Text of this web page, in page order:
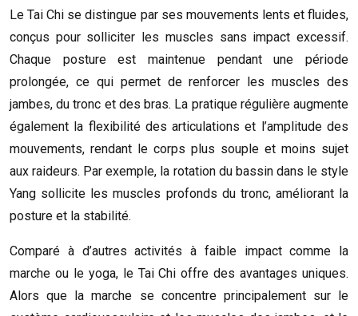
Le Tai Chi se distingue par ses mouvements lents et fluides,
conçus pour solliciter les muscles sans impact excessif.
Chaque posture est maintenue pendant une période
prolongée, ce qui permet de renforcer les muscles des
jambes, du tronc et des bras. La pratique régulière augmente
également la flexibilité des articulations et l’amplitude des
mouvements, rendant le corps plus souple et moins sujet
aux raideurs. Par exemple, la rotation du bassin dans le style
Yang sollicite les muscles profonds du tronc, améliorant la
posture et la stabilité.
Comparé à d’autres activités à faible impact comme la
marche ou le yoga, le Tai Chi offre des avantages uniques.
Alors que la marche se concentre principalement sur le